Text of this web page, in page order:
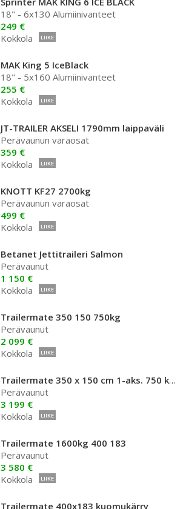
18" - 6x130 Alumiinivanteet
249 €
Kokkola
LIIKE
MAK King 5 IceBlack
18" - 5x160 Alumiinivanteet
255 €
Kokkola
LIIKE
JT-TRAILER AKSELI 1790mm laippaväli
Perävaunun varaosat
359 €
Kokkola
LIIKE
KNOTT KF27 2700kg
Perävaunun varaosat
499 €
Kokkola
LIIKE
Betanet Jettitraileri Salmon
Perävaunut
1 150 €
Kokkola
LIIKE
Trailermate 350 150 750kg
Perävaunut
2 099 €
Kokkola
LIIKE
Trailermate 350 x 150 cm 1-aks. 750 kg kuo
Perävaunut
3 199 €
Kokkola
LIIKE
Trailermate 1600kg 400 183
Perävaunut
3 580 €
Kokkola
LIIKE
Trailermate 400x183 kuomukärry